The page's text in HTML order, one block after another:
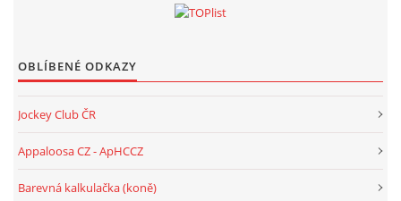
OBLÍBENÉ ODKAZY
Jockey Club ČR
Appaloosa CZ - ApHCCZ
Barevná kalkulačka (koně)